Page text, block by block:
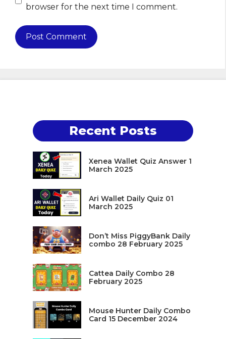
browser for the next time I comment.
Recent Posts
Xenea Wallet Quiz Answer 1
March 2025
Ari Wallet Daily Quiz 01
March 2025
Don’t Miss PiggyBank Daily
combo 28 February 2025
Cattea Daily Combo 28
February 2025
Mouse Hunter Daily Combo
Card 15 December 2024